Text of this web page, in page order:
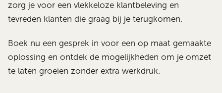
zorg je voor een vlekkeloze klantbeleving en
tevreden klanten die graag bij je terugkomen.
Boek nu een gesprek in voor een op maat gemaakte
oplossing en ontdek de mogelijkheden om je omzet
te laten groeien zonder extra werkdruk.